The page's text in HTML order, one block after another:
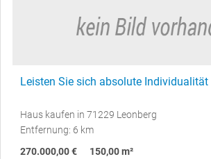
Leisten Sie sich absolute
Haus kaufen in 71229 Leonberg
Entfernung: 6 km
270.000,00 €
150,00 m²